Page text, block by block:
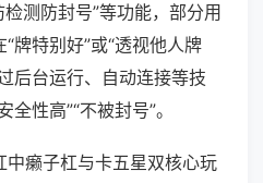
检测防封号”等功能，部分用
牌特别好”或“透视他人牌
后台运行、自动连接等技
性高”“不被封号”。
癞子杠与卡五星双核心玩